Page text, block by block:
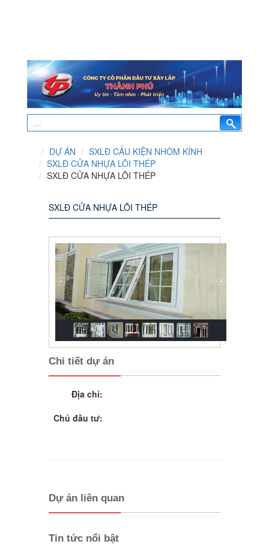
DỰ ÁN
SXLĐ CẤU KIỆN NHÔM KÍNH
SXLĐ CỬA NHỰA LÕI THÉP
SXLĐ CỬA NHỰA LÕI THÉP
SXLĐ CỬA NHỰA LÕI THÉP
Chi tiết dự án
Địa chỉ:
Chủ đầu tư:
Dự án liên quan
Tin tức nổi bật